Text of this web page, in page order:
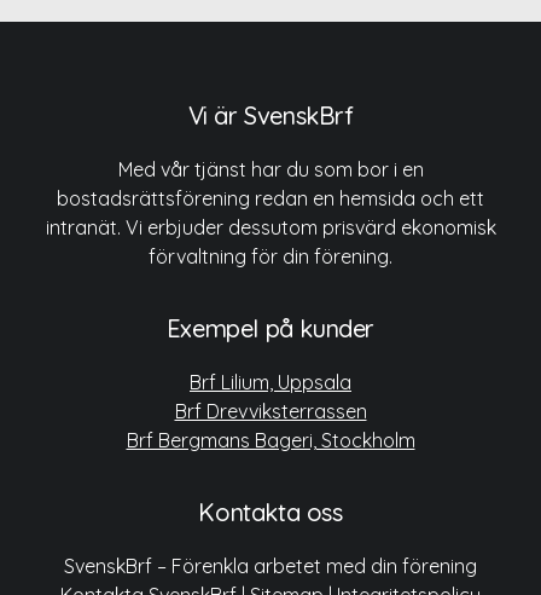
Vi är SvenskBrf
Med vår tjänst har du som bor i en
bostadsrättsförening redan en hemsida och ett
intranät. Vi erbjuder dessutom prisvärd ekonomisk
förvaltning för din förening.
Exempel på kunder
Brf Lilium, Uppsala
Brf Drevviksterrassen
Brf Bergmans Bageri, Stockholm
Kontakta oss
SvenskBrf – Förenkla arbetet med din förening